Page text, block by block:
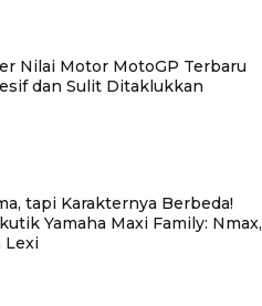
Nilai Motor MotoGP Terbaru
dan Sulit Ditaklukkan
tapi Karakternya Berbeda!
Yamaha Maxi Family: Nmax,
Lexi